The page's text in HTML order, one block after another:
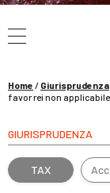
La
Home / Giurisprudenza
favor rei non
GIURISPRUDENZA
TAX